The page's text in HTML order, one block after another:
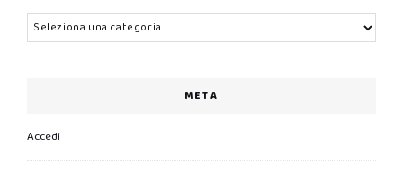
Categorie
META
Accedi